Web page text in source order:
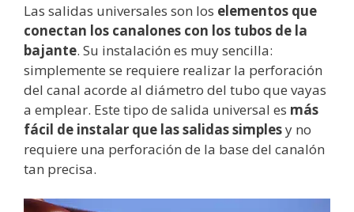
Las salidas universales son los elementos que
conectan los canalones con los tubos de la
bajante. Su instalación es muy sencilla:
simplemente se requiere realizar la perforación
del canal acorde al diámetro del tubo que vayas
a emplear. Este tipo de salida universal es más
fácil de instalar que las salidas simplesy no
requiere una perforación de la base del canalón
tan precisa.